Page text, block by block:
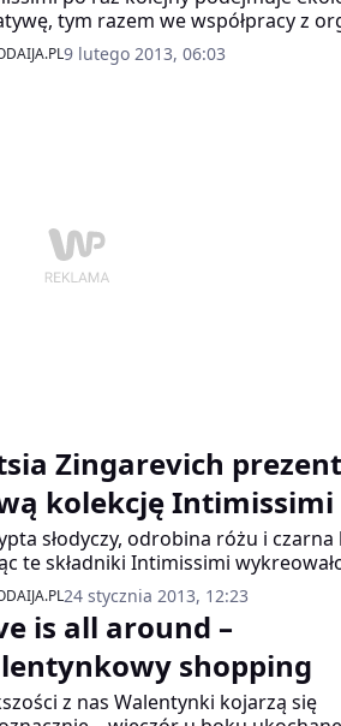
krajobraz dla tej części pięknej
tym razem we współpracy z
Od 18 lutego to 31 czerwca 2013
sklepach biorących udział w
9 lutego 2013, 06:03
Zingarevich
kolekcję Intimissimi
słodyczy, odrobina różu i
te składniki Intimissimi
bielizny na romantyczny wieczór…
24 stycznia 2013, 12:23
is all around –
shopping
z nas Walentynki kojarzą się